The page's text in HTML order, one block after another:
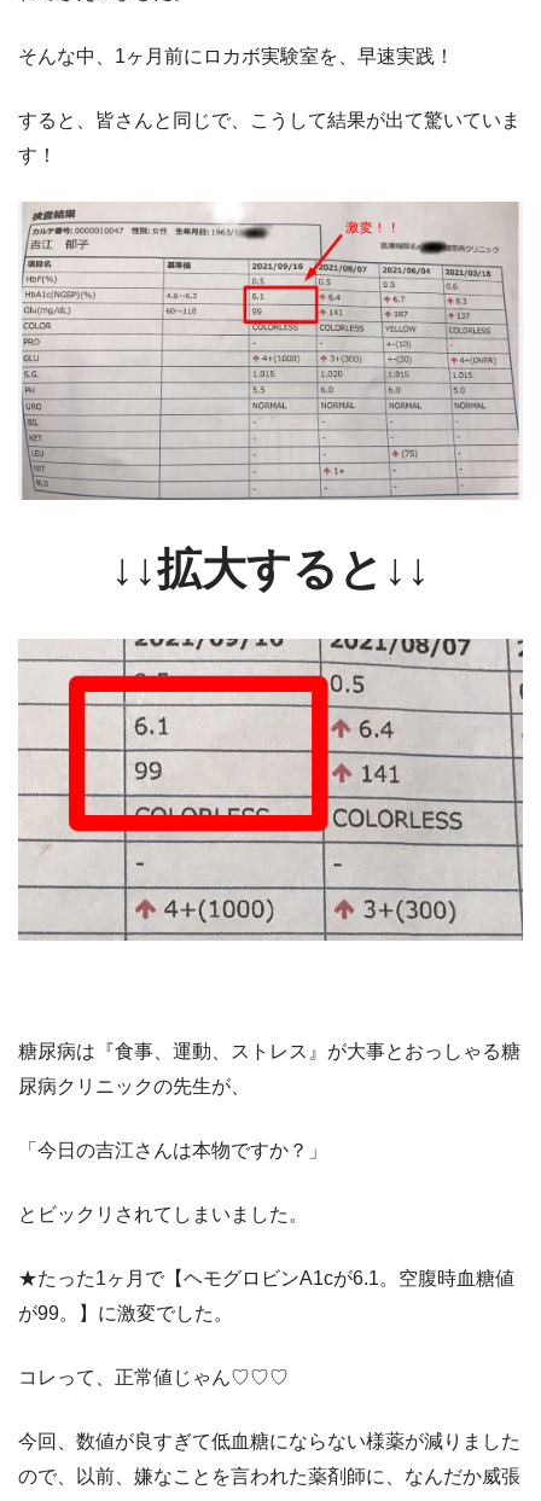
そんな中、1ヶ月前にロカボ実験室を、早速実践！
すると、皆さんと同じで、こうして結果が出て驚いていま
す！
↓↓拡大すると↓↓
糖尿病は『食事、運動、ストレス』が大事とおっしゃる糖
尿病クリニックの先生が、
「今日の吉江さんは本物ですか？」
とビックリされてしまいました。
★たった1ヶ月で【ヘモグロビンA1cが6.1。空腹時血糖値
が99。】に激変でした。
コレって、正常値じゃん♡♡♡
今回、数値が良すぎて低血糖にならない様薬が減りました
ので、以前、嫌なことを言われた薬剤師に、なんだか威張